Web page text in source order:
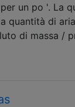
un po '. La
quantità di
di massa /